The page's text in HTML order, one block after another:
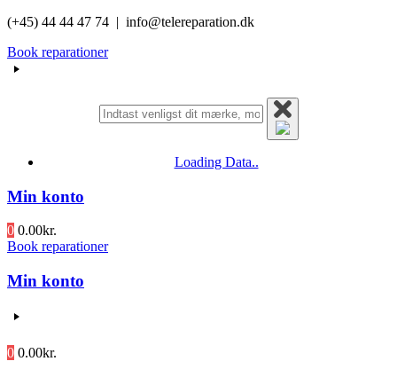
Videre
indhold
(+45) 44 44 47 74 | info@telereparation.dk
Book reparationer
Loading Data..
Min konto
0 0.00kr.
Book reparationer
Min konto
0 0.00kr.